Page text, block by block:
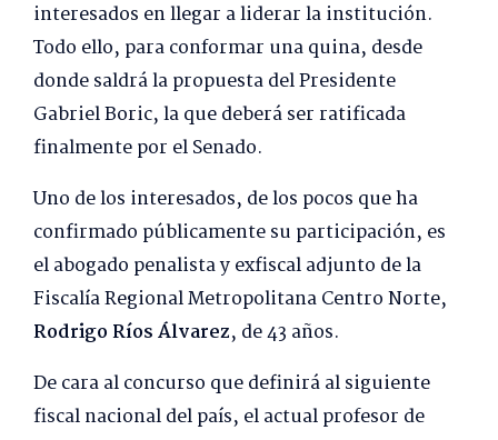
interesados en llegar a liderar la institución.
Todo ello, para conformar una quina, desde
donde saldrá la propuesta del Presidente
Gabriel Boric, la que deberá ser ratificada
finalmente por el Senado.
Uno de los interesados, de los pocos que ha
confirmado públicamente su participación, es
el abogado penalista y exfiscal adjunto de la
Fiscalía Regional Metropolitana Centro Norte,
Rodrigo Ríos Álvarez, de 43 años.
De cara al concurso que definirá al siguiente
fiscal nacional del país, el actual profesor de